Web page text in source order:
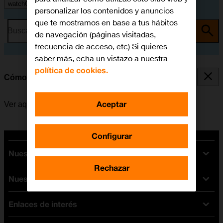
watchOS 9
Busca por problema o tema
Cómo leer un MMS
Ver aquí cómo leer un MMS en el Apple Watch.
Nuestras tarifas
Tarifas Orange
Tarifas fibra y móvil
Tarifas móviles
Nuestros dispositivos
Ofertas en móviles
iPhone
Enlaces de interés
personalizar los contenidos y anuncios
que te mostramos en base a tus hábitos
de navegación (páginas visitadas,
frecuencia de acceso, etc) Si quieres
saber más, echa un vistazo a nuestra
política de cookies.
Configurar
Rechazar
Aceptar